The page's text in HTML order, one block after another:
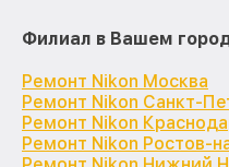
Филиал в Вашем
Ремонт Nikon Москва
Ремонт Nikon Санкт-
Ремонт Nikon
Ремонт Nikon Ростов-